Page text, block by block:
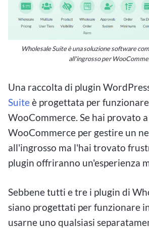
Wholesale Suite è una soluzione software
all'ingrosso per
Una raccolta di plugin
Suiteè progettata per
WooCommerce. Se hai provato
WooCommerce per gestire un
all'ingrosso ma l'hai trovato
plugin offriranno un'esperienza
Sebbene tutti e tre i plugin di
siano progettati per funzionare
usarne uno qualsiasi